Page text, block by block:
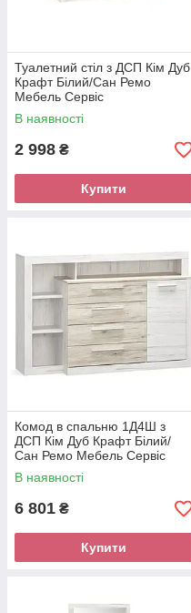
Туалетний стіл з ДСП Кім Дуб
Крафт Білий/Сан Ремо
Мебель Сервіс
В наявності
2 998 ₴
Купити
Комод в спальню 1Д4Ш з
ДСП Кім Дуб Крафт Білий/
Сан Ремо Мебель Сервіс
В наявності
6 801 ₴
Купити